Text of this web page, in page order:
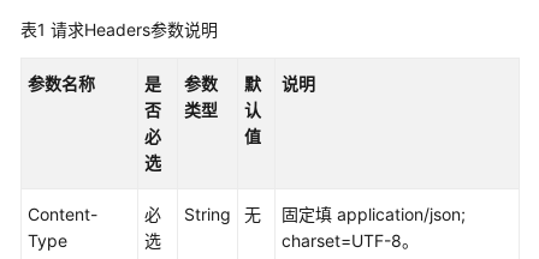
接
口
鉴
表1 请求Headers参数说明
参数名称
是
否
必
选
参数
类型
默
认
值
说明
Content-
Type
必
选
String 无
固定填 application/json;
charset=UTF-8。